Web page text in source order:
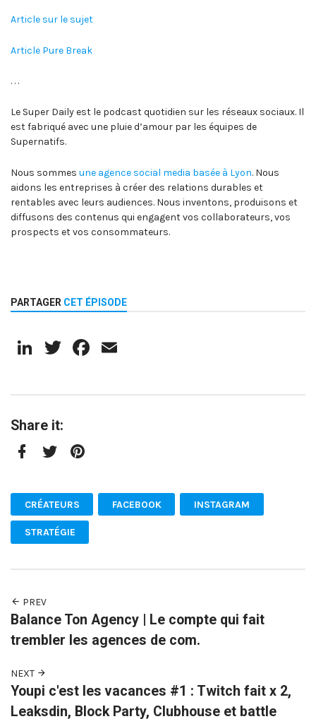
Article sur le sujet
Article Pure Break
. . .
Le Super Daily est le podcast quotidien sur les réseaux sociaux. Il
est fabriqué avec une pluie d’amour par les équipes de
Supernatifs.
Nous sommes une agence social media basée à Lyon. Nous
aidons les entreprises à créer des relations durables et
rentables avec leurs audiences. Nous inventons, produisons et
diffusons des contenus qui engagent vos collaborateurs, vos
prospects et vos consommateurs.
PARTAGER CET ÉPISODE
LinkedIn
TwitterFacebook
Share it:
CRÉATEURS FACEBOOK INSTAGRAM
STRATÉGIE
PREV
Balance Ton Agency | Le compte qui fait
trembler les agences de com.
NEXT
Youpi c'est les vacances #1 : Twitch fait x 2,
Leaksdin, Block Party, Clubhouse et battle